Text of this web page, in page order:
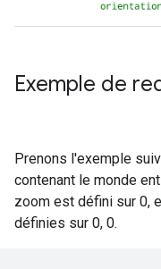
Exemple de
Prenons l'exemple
contenant le monde
zoom est défini sur 0,
définies sur 0, 0.